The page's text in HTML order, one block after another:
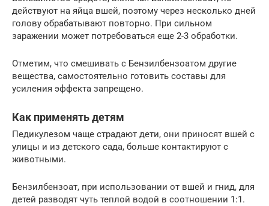
действуют на яйца вшей, поэтому через несколько дней
голову обрабатывают повторно. При сильном
заражении может потребоваться еще 2-3 обработки.
Отметим, что смешивать с Бензилбензоатом другие
вещества, самостоятельно готовить составы для
усиления эффекта запрещено.
Как применять детям
Педикулезом чаще страдают дети, они приносят вшей с
улицы и из детского сада, больше контактируют с
животными.
Бензилбензоат, при использовании от вшей и гнид, для
детей разводят чуть теплой водой в соотношении 1:1.